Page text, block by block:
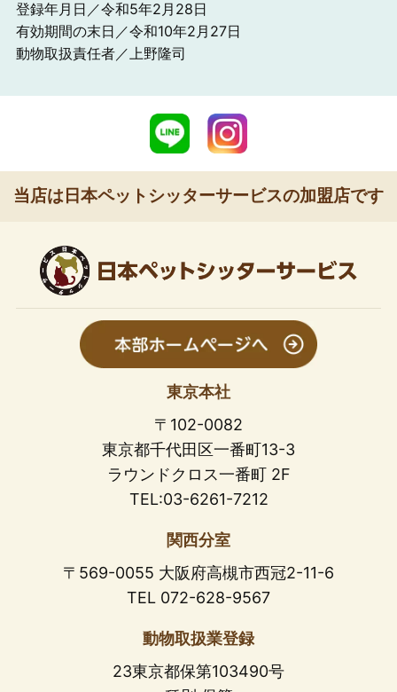
登録年月日／令和5年2月28日
有効期間の末日／令和10年2月27日
動物取扱責任者／上野隆司
当店は日本ペットシッターサービスの加盟店です
東京本社
〒102-0082
東京都千代田区一番町13-3
ラウンドクロス一番町 2F
TEL:03-6261-7212
関西分室
〒569-0055 大阪府高槻市西冠2-11-6
TEL 072-628-9567
動物取扱業登録
23東京都保第103490号